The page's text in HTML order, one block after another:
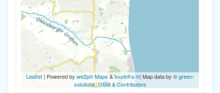
Leaflet| Powered bywe2p® Maps&tourinfra ®| Map data by ©green-
solutions,OSM & Contributors